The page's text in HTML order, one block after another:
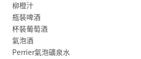
柳橙汁
瓶裝啤酒
杯裝葡萄酒
氣泡酒
Perrier氣泡礦泉水